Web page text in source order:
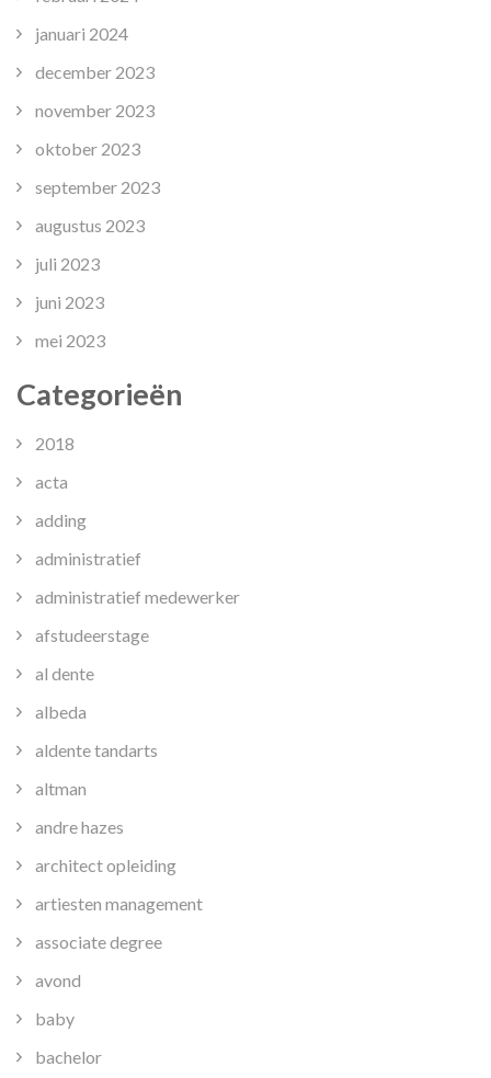
januari 2024
december 2023
november 2023
oktober 2023
september 2023
augustus 2023
juli 2023
juni 2023
mei 2023
Categorieën
2018
acta
adding
administratief
administratief medewerker
afstudeerstage
al dente
albeda
aldente tandarts
altman
andre hazes
architect opleiding
artiesten management
associate degree
avond
baby
bachelor